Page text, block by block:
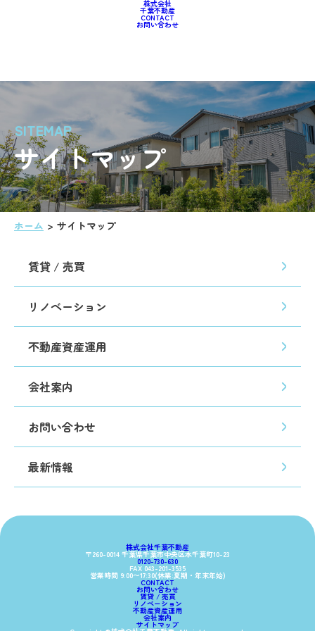
株式会社
千葉不動産
CONTACT
お問い合わせ
会社案内
お問い合わせ
最新情報
サイトマップ
SITEMAP
サイトマップ
ホーム サイトマップ
賃貸 / 売買
リノベーション
不動産資産運用
会社案内
お問い合わせ
最新情報
株式会社千葉不動産
〒260-0014 千葉県千葉市中央区本千葉町10-23
0120-730-630
FAX 043-201-3535
営業時間 9:00〜17:30(休業:夏期・年末年始)
CONTACT
お問い合わせ
賃貸 / 売買
リノベーション
不動産資産運用
会社案内
サイトマップ